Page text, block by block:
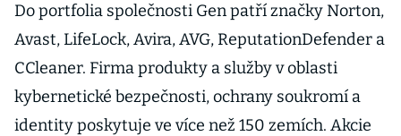
Do portfolia společnosti Gen patří značky Norton,
Avast, LifeLock, Avira, AVG, ReputationDefender a
CCleaner. Firma produkty a služby v oblasti
kybernetické bezpečnosti, ochrany soukromí a
identity poskytuje ve více než 150 zemích. Akcie